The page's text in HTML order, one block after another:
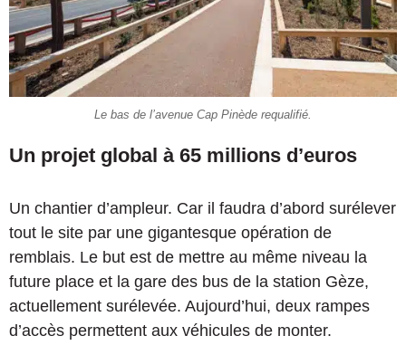
Le bas de l’avenue Cap Pinède requalifié.
Un projet global à 65 millions d’euros
Un chantier d’ampleur. Car il faudra d’abord surélever
tout le site par une gigantesque opération de
remblais. Le but est de mettre au même niveau la
future place et la gare des bus de la station Gèze,
actuellement surélevée. Aujourd’hui, deux rampes
d’accès permettent aux véhicules de monter.